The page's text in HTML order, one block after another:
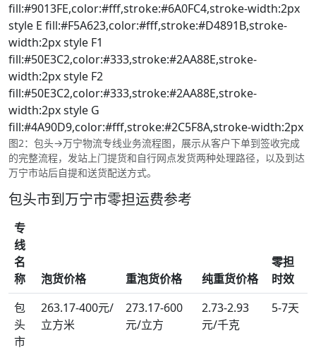
fill:#9013FE,color:#fff,stroke:#6A0FC4,stroke-width:2px
style E fill:#F5A623,color:#fff,stroke:#D4891B,stroke-
width:2px style F1
fill:#50E3C2,color:#333,stroke:#2AA88E,stroke-
width:2px style F2
fill:#50E3C2,color:#333,stroke:#2AA88E,stroke-
width:2px style G
fill:#4A90D9,color:#fff,stroke:#2C5F8A,stroke-width:2px
图2：包头→万宁物流专线业务流程图，展示从客户下单到签收完成
的完整流程，发站上门提货和自行网点发货两种处理路径，以及到达
万宁市站后自提和送货配送方式。
包头市到万宁市零担运费参考
专
线
名
称
泡货价格 重泡货价格 纯重货价格
零担
时效
包
头
市
263.17-400元/
立方米
273.17-600
元/立方
2.73-2.93
元/千克
5-7天